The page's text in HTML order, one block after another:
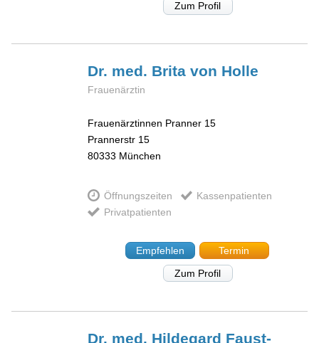
Zum Profil
Dr. med. Britavon Holle
Frauenärztin
Frauenärztinnen Pranner 15
Prannerstr 15
80333 München
Öffnungszeiten
Kassenpatienten
Privatpatienten
Empfehlen
Termin
Zum Profil
Dr. med. Hildegard Faust-